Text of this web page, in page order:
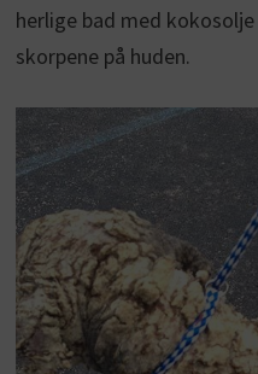
herlige bad med
skorpene på huden.